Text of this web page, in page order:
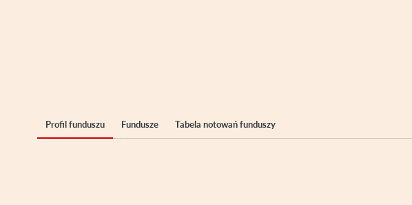
Profil funduszu Fundusze Tabela notowań funduszy